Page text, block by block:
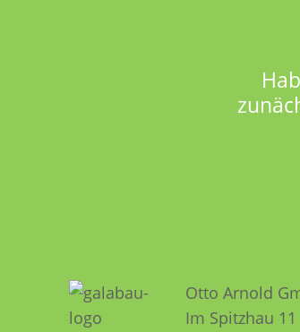
Otto Arnold
Im Spitzhau 11